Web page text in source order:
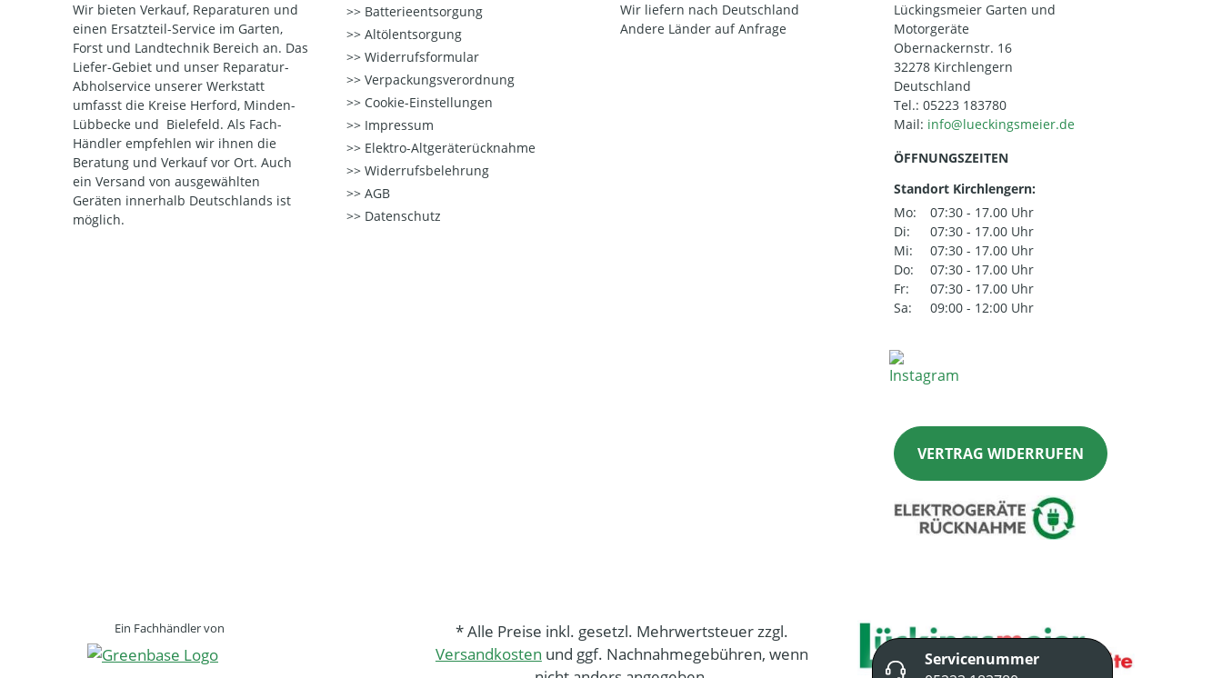
Wir bieten Verkauf, Reparaturen und
einen Ersatzteil-Service im Garten,
Forst und Landtechnik Bereich an. Das
Liefer-Gebiet und unser Reparatur-
Abholservice unserer Werkstatt
umfasst die Kreise Herford, Minden-
Lübbecke und Bielefeld. Als Fach-
Händler empfehlen wir ihnen die
Beratung und Verkauf vor Ort. Auch
ein Versand von ausgewählten
Geräten innerhalb Deutschlands ist
möglich.
Batterieentsorgung
Altölentsorgung
Widerrufsformular
Verpackungsverordnung
Cookie-Einstellungen
Impressum
Elektro-Altgeräterücknahme
Widerrufsbelehrung
AGB
Datenschutz
Wir liefern nach Deutschland
Andere Länder auf Anfrage
Lückingsmeier Garten und
Motorgeräte
Obernackernstr. 16
32278 Kirchlengern
Deutschland
Tel.: 05223 183780
Mail:
ÖFFNUNGSZEITEN
Standort Kirchlengern:
Mo:
07:30 - 17.00 Uhr
Di:
07:30 - 17.00 Uhr
Mi:
07:30 - 17.00 Uhr
Do:
07:30 - 17.00 Uhr
Fr:
07:30 - 17.00 Uhr
Sa:
09:00 - 12:00 Uhr
VERTRAG WIDERRUFEN
Ein Fachhändler von
* Alle Preise inkl. gesetzl. Mehrwertsteuer zzgl.
Versandkosten und ggf. Nachnahmegebühren, wenn
Servicenummer